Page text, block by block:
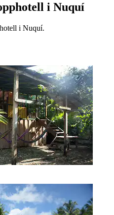
i Nuquí
i Nuquí.